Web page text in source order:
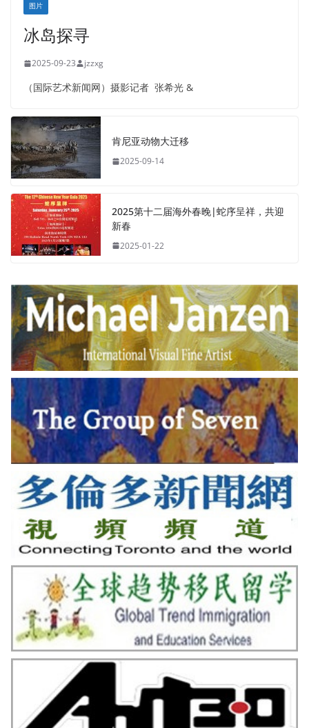
图片
冰岛探寻
2025-09-23 jzzxg
（国际艺术新闻网）摄影记者 张希光 &
肯尼亚动物大迁移
2025-09-14
2025第十二届海外春晚|蛇序呈祥，共迎
新春
2025-01-22